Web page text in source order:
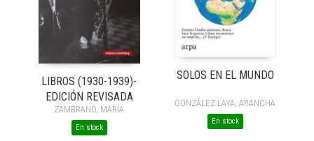
LIBROS (1930-1939)-
EDICIÓN REVISADA
ZAMBRANO, MARÍA
En stock
SOLOS EN EL MUNDO
GONZÁLEZ LAYA, ARANCHA
En stock